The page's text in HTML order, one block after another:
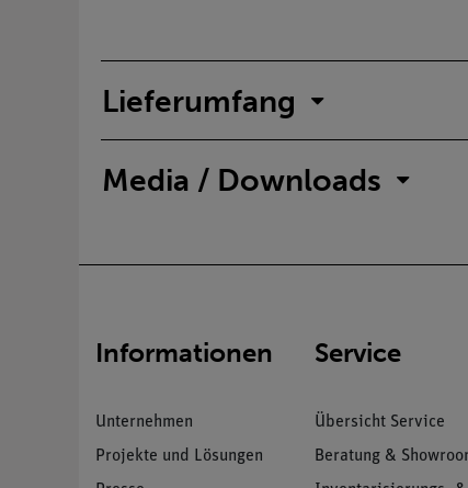
Lieferumfang
Media / Downloads
Informationen
Unternehmen
Projekte und Lösungen
Service
Übersicht Service
Beratung &